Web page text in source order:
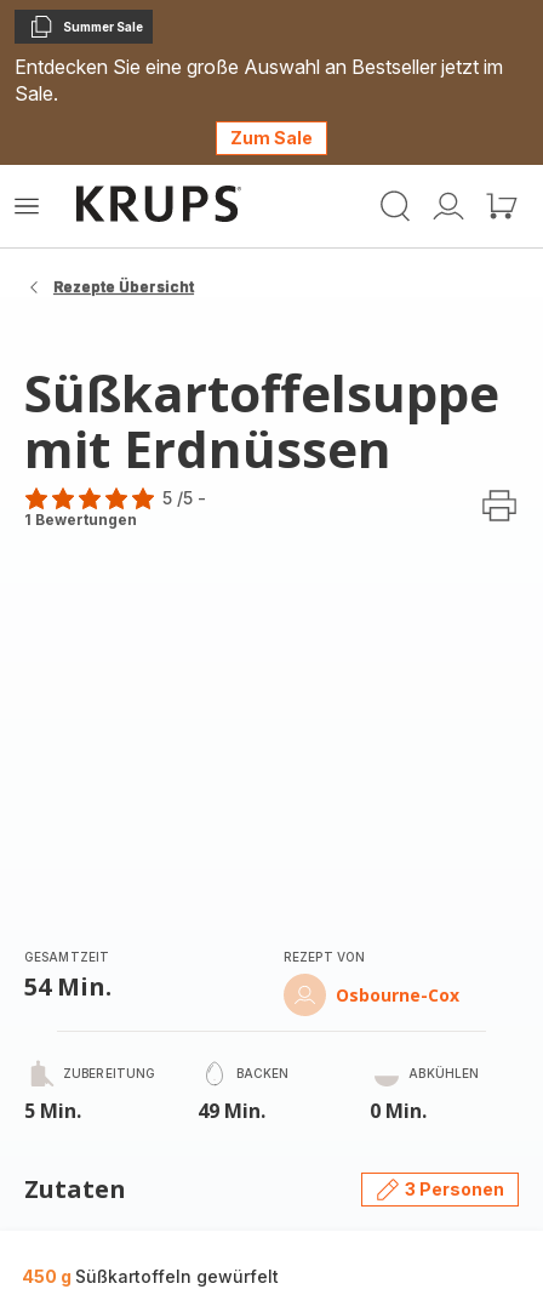
Kopieren
Summer Sale
Entdecken Sie eine große Auswahl an Bestseller jetzt im
Sale.
Zum Sale
Mein
Mein
Das
Rezepte Übersicht
Süßkartoffelsuppe
mit Erdnüssen
Bewertung
5 /5 -
1 Bewertungen
GESAMTZEIT
54 Min.
REZEPT VON
Osbourne-Cox
ZUBEREITUNG
5 Min.
BACKEN
49 Min.
ABKÜHLEN
0 Min.
Zutaten 3 Personen
450 g Süßkartoffeln gewürfelt